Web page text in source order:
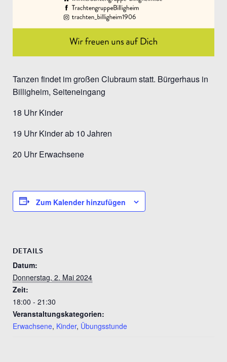
Tanzen findet im großen Clubraum statt. Bürgerhaus in
Billigheim, Seiteneingang
18 Uhr Kinder
19 Uhr Kinder ab 10 Jahren
20 Uhr Erwachsene
Zum Kalender hinzufügen
DETAILS
Datum:
Donnerstag, 2. Mai 2024
Zeit:
18:00 - 21:30
Veranstaltungskategorien:
Erwachsene, Kinder, Übungsstunde